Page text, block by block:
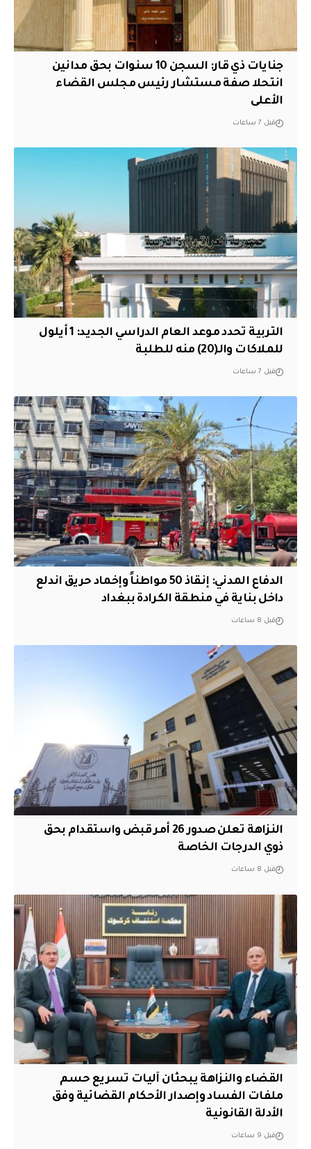
جنايات ذي قار: السجن 10 سنوات بحق مدانين
انتحلا صفة مستشار رئيس مجلس القضاء
الأعلى
قبل 7 ساعات
التربية تحدد موعد العام الدراسي الجديد: 1 أيلول
للملاكات والـ(20) منه للطلبة
قبل 7 ساعات
الدفاع المدني: إنقاذ 50 مواطناً وإخماد حريق اندلع
داخل بناية في منطقة الكرادة ببغداد
قبل 8 ساعات
النزاهة تعلن صدور 26 أمر قبض واستقدام بحق
ذوي الدرجات الخاصة
قبل 8 ساعات
القضاء والنزاهة يبحثان آليات تسريع حسم
ملفات الفساد وإصدار الأحكام القضائية وفق
الأدلة القانونية
قبل 9 ساعات